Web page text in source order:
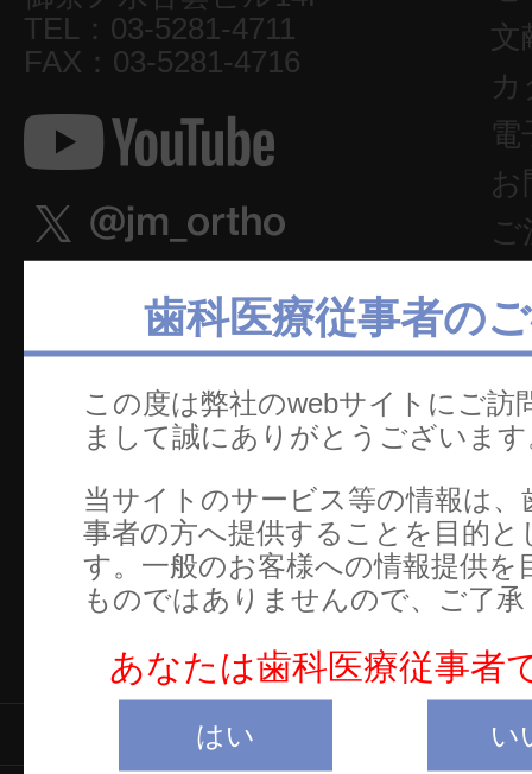
歯科医療従事者の
この度は弊社のwebサイトにご訪
まして誠にありがとうございま
当サイトのサービス等の情報は、
事者の方へ提供することを目的と
す。一般のお客様への情報提供を
ものではありませんので、ご了
あなたは歯科医療従事者
はい い
文
電
お
ご
TEL：03-5281-4711
FAX：03-5281-4716